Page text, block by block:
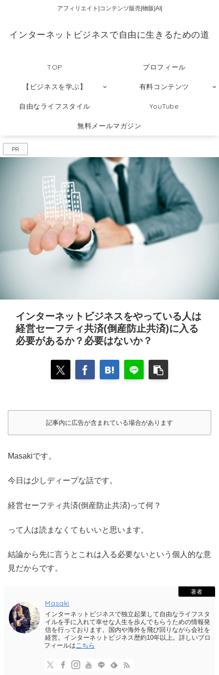
アフィリエイト|コンテンツ販売|物販|AI|
インターネットビジネスで自由に生きるための道
TOP プロフィール
【ビジネスを学ぶ】 有料コンテンツ
自由なライフスタイル YouTube
無料メールマガジン
PR
インターネットビジネスをやっている人は
経営セーフティ共済(倒産防止共済)に入る
必要があるか？必要はないか？
記事内に広告が含まれている場合があります
Masakiです。
今日は少しディープな話です。
経営セーフティ共済(倒産防止共済)って何？
って人は読まなくてもいいと思います。
結論から先に言うとこれは入る必要ないという個人的な意
見だからです。
著者
Masaki
インターネットビジネスで独立起業して自由なライフスタ
イルを手に入れて幸せな人生を歩んでもらうための情報発
信を行っております。国内や海外を飛び回りながら会社を
経営。インターネットビジネス歴約10年以上。詳しいプロ
フィールは こちら